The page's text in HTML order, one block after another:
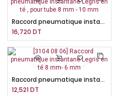
Raccord pneumatique instantané Legris en té , pour tube 8 mm - 10 mm
16,720 DT
Raccord pneumatique instantané Legris en té 8 mm- 6 mm
12,521DT